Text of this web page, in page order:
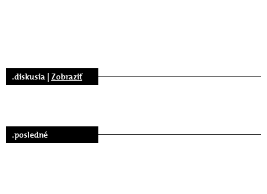
.diskusia | Zobraziť
.posledné